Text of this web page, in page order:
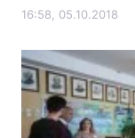
16:58, 05.10.2018